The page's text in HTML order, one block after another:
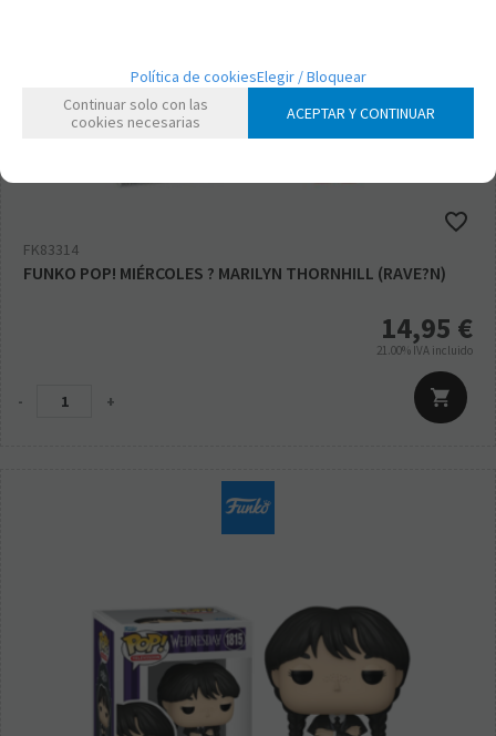
FK83314
FUNKO POP! MIÉRCOLES ? MARILYN THORNHILL (RAVE?N)
14,95 €
21.00% IVA incluido
- +
Política de cookiesElegir / Bloquear
Continuar solo con las
cookies necesarias
ACEPTAR Y CONTINUAR